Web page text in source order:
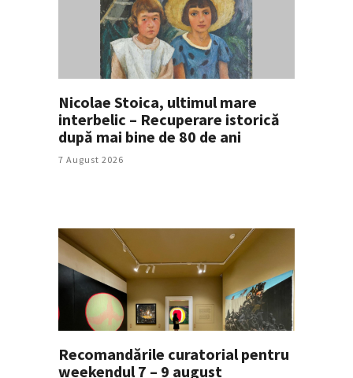
Nicolae Stoica, ultimul mare
interbelic – Recuperare istorică
după mai bine de 80 de ani
7 August 2026
Recomandările curatorial pentru
weekendul 7 – 9 august